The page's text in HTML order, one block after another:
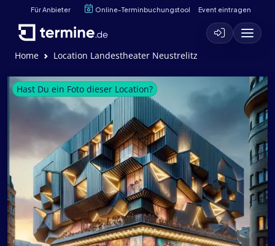
Für Anbieter Online-Terminbuchungstool Event eintragen
Home Location Landestheater Neustrelitz
Hast Du ein Foto dieser Location?